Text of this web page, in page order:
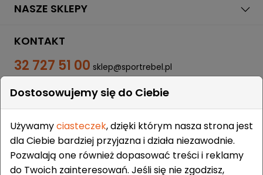
NASZE SKLEPY
KONTAKT
32 727 51 00 sklep@sportrebel.pl
ZAUFALI NAM:
Dostosowujemy się do Ciebie
Używamyciasteczek, dzięki którym nasza strona jest
dla Ciebie bardziej przyjazna i działa niezawodnie.
Pozwalają one również dopasować treści i reklamy
do Twoich zainteresowań. Jeśli się nie zgodzisz,